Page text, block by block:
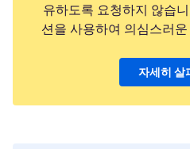
유하도록 요청하지 않습
션을 사용하여 의심스러
자세히 살